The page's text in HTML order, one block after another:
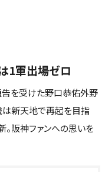
1軍出場ゼロ
告を受けた野口恭佑外野
は新天地で再起を目指
。阪神ファンへの思いを